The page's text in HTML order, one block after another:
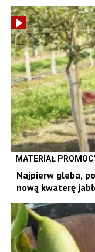
MATERIAŁ
Najpierw gleba,
nową kwaterę